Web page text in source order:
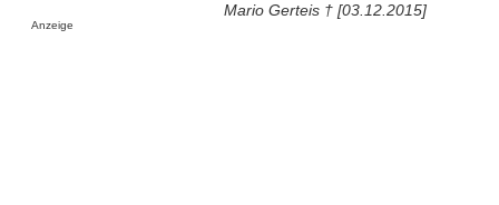
Mario Gerteis † [03.12.2015]
Anzeige